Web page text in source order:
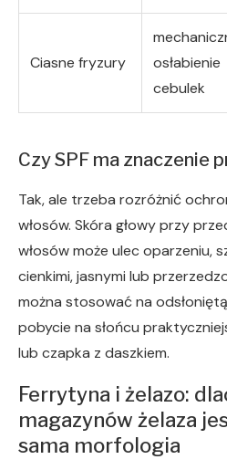
Ciasne fryzury
osłabienie
cebulek
Czy SPF ma znaczenie
Tak, ale trzeba rozróżnić
włosów. Skóra głowy przy
włosów może ulec oparzeniu,
cienkimi, jasnymi lub
można stosować na
pobycie na słońcu
lub czapka z daszkiem.
Ferrytyna i żelazo:
magazynów żelaza
sama morfologia